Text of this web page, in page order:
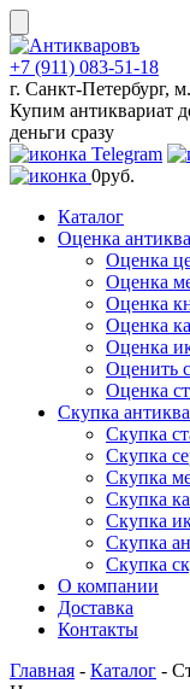
Skip
to
content
+7 (911) 083-51-18
г. Санкт-Петербург,
Купим антиквариат
деньги сразу
0руб.
Каталог
Оценка
Оценка
Оценка
Оценка
Оценка
Оценка
Оценить
Оценка
Скупка
Скупка
Скупка
Скупка
Скупка
Скупка
Скупка
Скупка
О компании
Доставка
Контакты
Главная - Каталог -